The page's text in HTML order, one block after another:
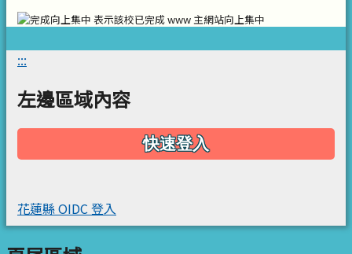
表示該校已完成 www 主網站向上集中
:::
左邊區域內容
快速登入
花蓮縣 OIDC 登入